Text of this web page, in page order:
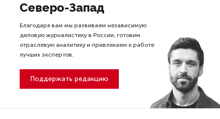
Северо-Запад
Благодаря вам мы развиваем независимую
деловую журналистику в России, готовим
отраслевую аналитику и привлекаем к работе
лучших экспертов.
Поддержать редакцию